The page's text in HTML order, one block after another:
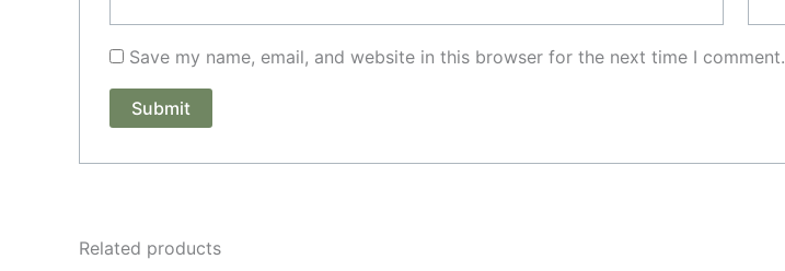
Save my name, email, and website in this browser for the next time I comment.
Related products